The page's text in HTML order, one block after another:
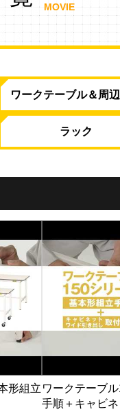
MOVIE
ワークテーブル＆周
ラック
形組立 ワークテーブ
手順＋キャビ